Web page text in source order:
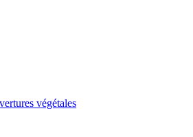
végétales